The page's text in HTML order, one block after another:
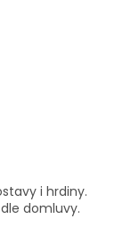
i hrdiny.
domluvy.